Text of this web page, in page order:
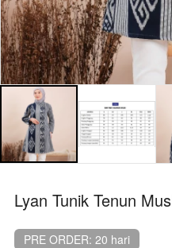
Lyan Tunik Tenun
PRE ORDER: 20 hari